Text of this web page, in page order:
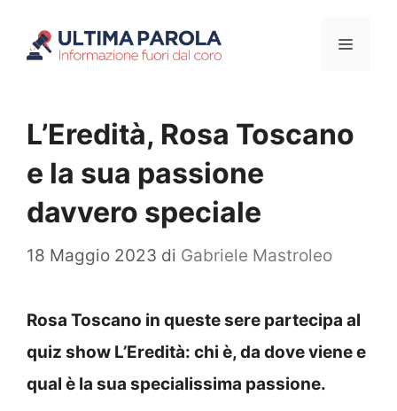
Menu
L’Eredità, Rosa Toscano
e la sua passione
davvero speciale
18 Maggio 2023 di Gabriele Mastroleo
Rosa Toscano in queste sere partecipa al
quiz show L’Eredità: chi è, da dove viene e
qual è la sua specialissima passione.